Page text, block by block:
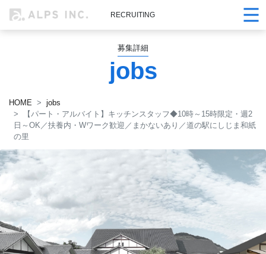
RECRUITING
募集詳細
jobs
HOME
jobs
【パート・アルバイト】キッチンスタッフ◆10時～15時限定・週2
日～OK／扶養内・Wワーク歓迎／まかないあり／道の駅にしじま和紙
の里